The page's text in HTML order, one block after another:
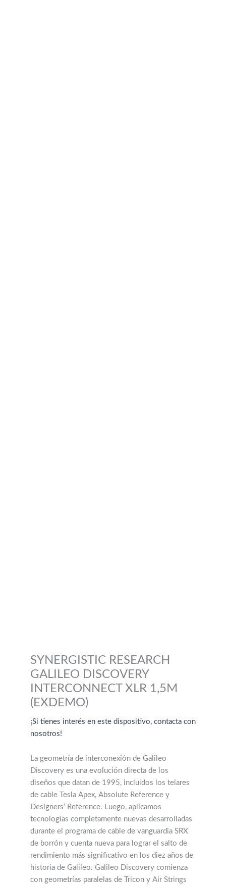
SYNERGISTIC RESEARCH
GALILEO DISCOVERY
INTERCONNECT XLR 1,5M
(EXDEMO)
¡Si tienes interés en este dispositivo, contacta con
nosotros!
La geometría de interconexión de Galileo
Discovery es una evolución directa de los
diseños que datan de 1995, incluidos los telares
de cable Tesla Apex, Absolute Reference y
Designers’ Reference. Luego, aplicamos
tecnologías completamente nuevas desarrolladas
durante el programa de cable de vanguardia SRX
de borrón y cuenta nueva para lograr el salto de
rendimiento más significativo en los diez años de
historia de Galileo. Galileo Discovery comienza
con geometrías paralelas de Tricon y Air Strings